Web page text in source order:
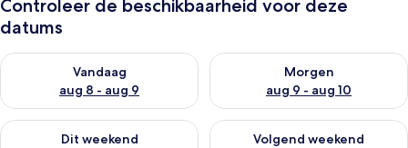
Controleer de beschikbaarheid voor deze
datums
Vandaag
aug 8 - aug 9
De beschikbaarheid controleren voor vanavond aug 8 - aug 9
Morgen
aug 9 - aug 10
De beschikbaarheid
Dit weekend
De beschikbaarheid controleren voor dit weekend aug 14 -
Volgend weekend
De beschikbaarheid